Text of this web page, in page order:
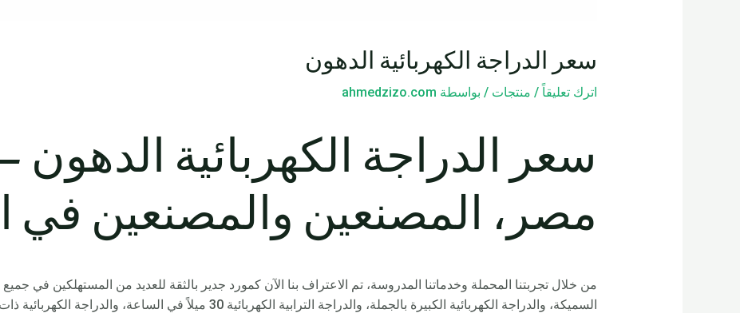
سعر الدراجة الكهربائية الدهون
اترك تعليقاً / منتجات / بواسطة ahmedzizo.com
مصر، المصنعين والمصنعين في
من خلال تجربتنا المحملة وخدماتنا المدروسة، تم الاعتراف بنا الآن كمورد جدير بالثقة للعديد من المستهلكين في جميع
السميكة، والدراجة الكهربائية الكبيرة بالجملة، والدراجة الترابية الكهربائية 30